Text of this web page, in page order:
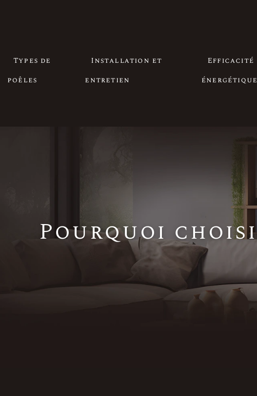
Types de
poêles
Installation et
entretien
Efficacité
énergétique
Pourquoi